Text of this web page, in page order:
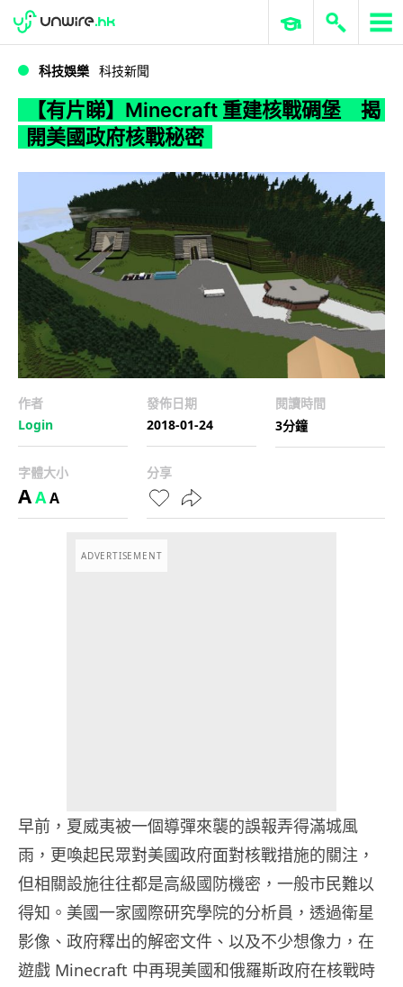
WWDC 2026 ERP 與商業 AI
科技娛樂 科技新聞
【有片睇】Minecraft 重建核戰碉堡 揭
開美國政府核戰秘密
作者
Login
發佈日期
2018-01-24
閱讀時間
3分鐘
字體大小
AAA
分享
ADVERTISEMENT
早前，夏威夷被一個導彈來襲的誤報弄得滿城風
雨，更喚起民眾對美國政府面對核戰措施的關注，
但相關設施往往都是高級國防機密，一般市民難以
得知。美國一家國際研究學院的分析員，透過衛星
影像、政府釋出的解密文件、以及不少想像力，在
遊戲 Minecraft 中再現美國和俄羅斯政府在核戰時